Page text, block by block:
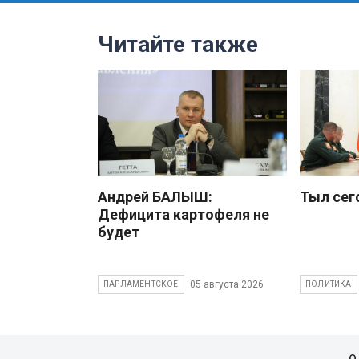
Читайте также
Андрей БАЛЫШ:
Дефицита картофеля не
будет
ПАРЛАМЕНТСКОЕ 05 августа 2026
Тыл
ПОЛИТИКА